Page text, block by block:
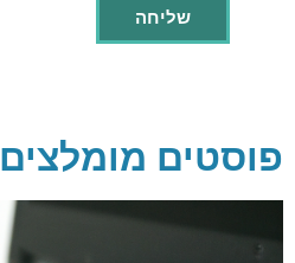
פוסטים מומלצים